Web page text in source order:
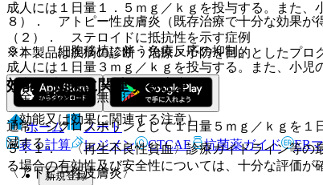
８）． アトピー性皮膚炎（既存治療で十分な効果が
９）． 細胞移植に伴う免疫反応の抑制。
効能・効果に関連する注意
（効能又は効果に関連する注意）
５．１． 〈再生不良性貧血〉診療ガイドライン等の
る場合の有効性及び安全性については、十分な評価
成人には１日量１．５ｍｇ／ｋｇを投与する。また、
（２）． ステロイドに抵抗性を示す症例
成人には１日量３ｍｇ／ｋｇを投与する。また、小児
〈全身型重症筋無力症〉
通常、シクロスポリンとして１日量５ｍｇ／ｋｇを
減する。
〈アトピー性皮膚炎〉
※本製品は疾病の診断・治療・予防を目的としたプロ
ホーム
ノート
表・計算
レジメン CTCAE 抗菌薬ガイド ER
新規登録